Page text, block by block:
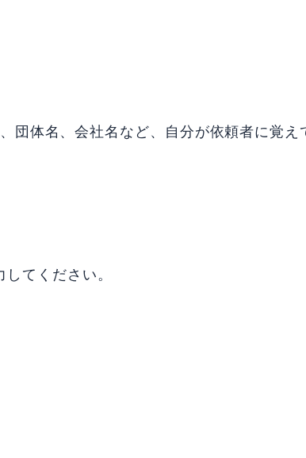
団体名、会社名など、自分が依頼者に覚え
てください。